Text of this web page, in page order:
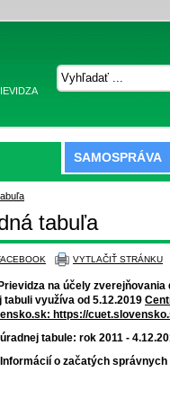
SAMOSPRÁVA
tabuľa
VYTLAČIŤ STRÁNKU
na účely
tabuli využíva od 5.12.2019
https://
tabule: rok 2011 -
o začatých správnych